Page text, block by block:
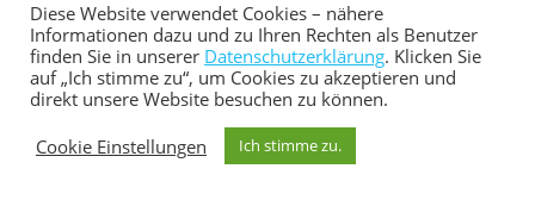
Diese Website verwendet Cookies – nähere
Informationen dazu und zu Ihren Rechten als Benutzer
finden Sie in unserer Datenschutzerklärung. Klicken Sie
auf „Ich stimme zu“, um Cookies zu akzeptieren und
direkt unsere Website besuchen zu können.
Cookie Einstellungen
Ich stimme zu.